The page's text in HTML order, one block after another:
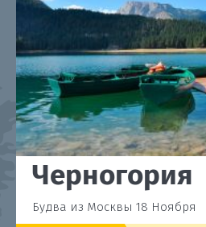
Черногория
Будва из Москвы 18 Ноября